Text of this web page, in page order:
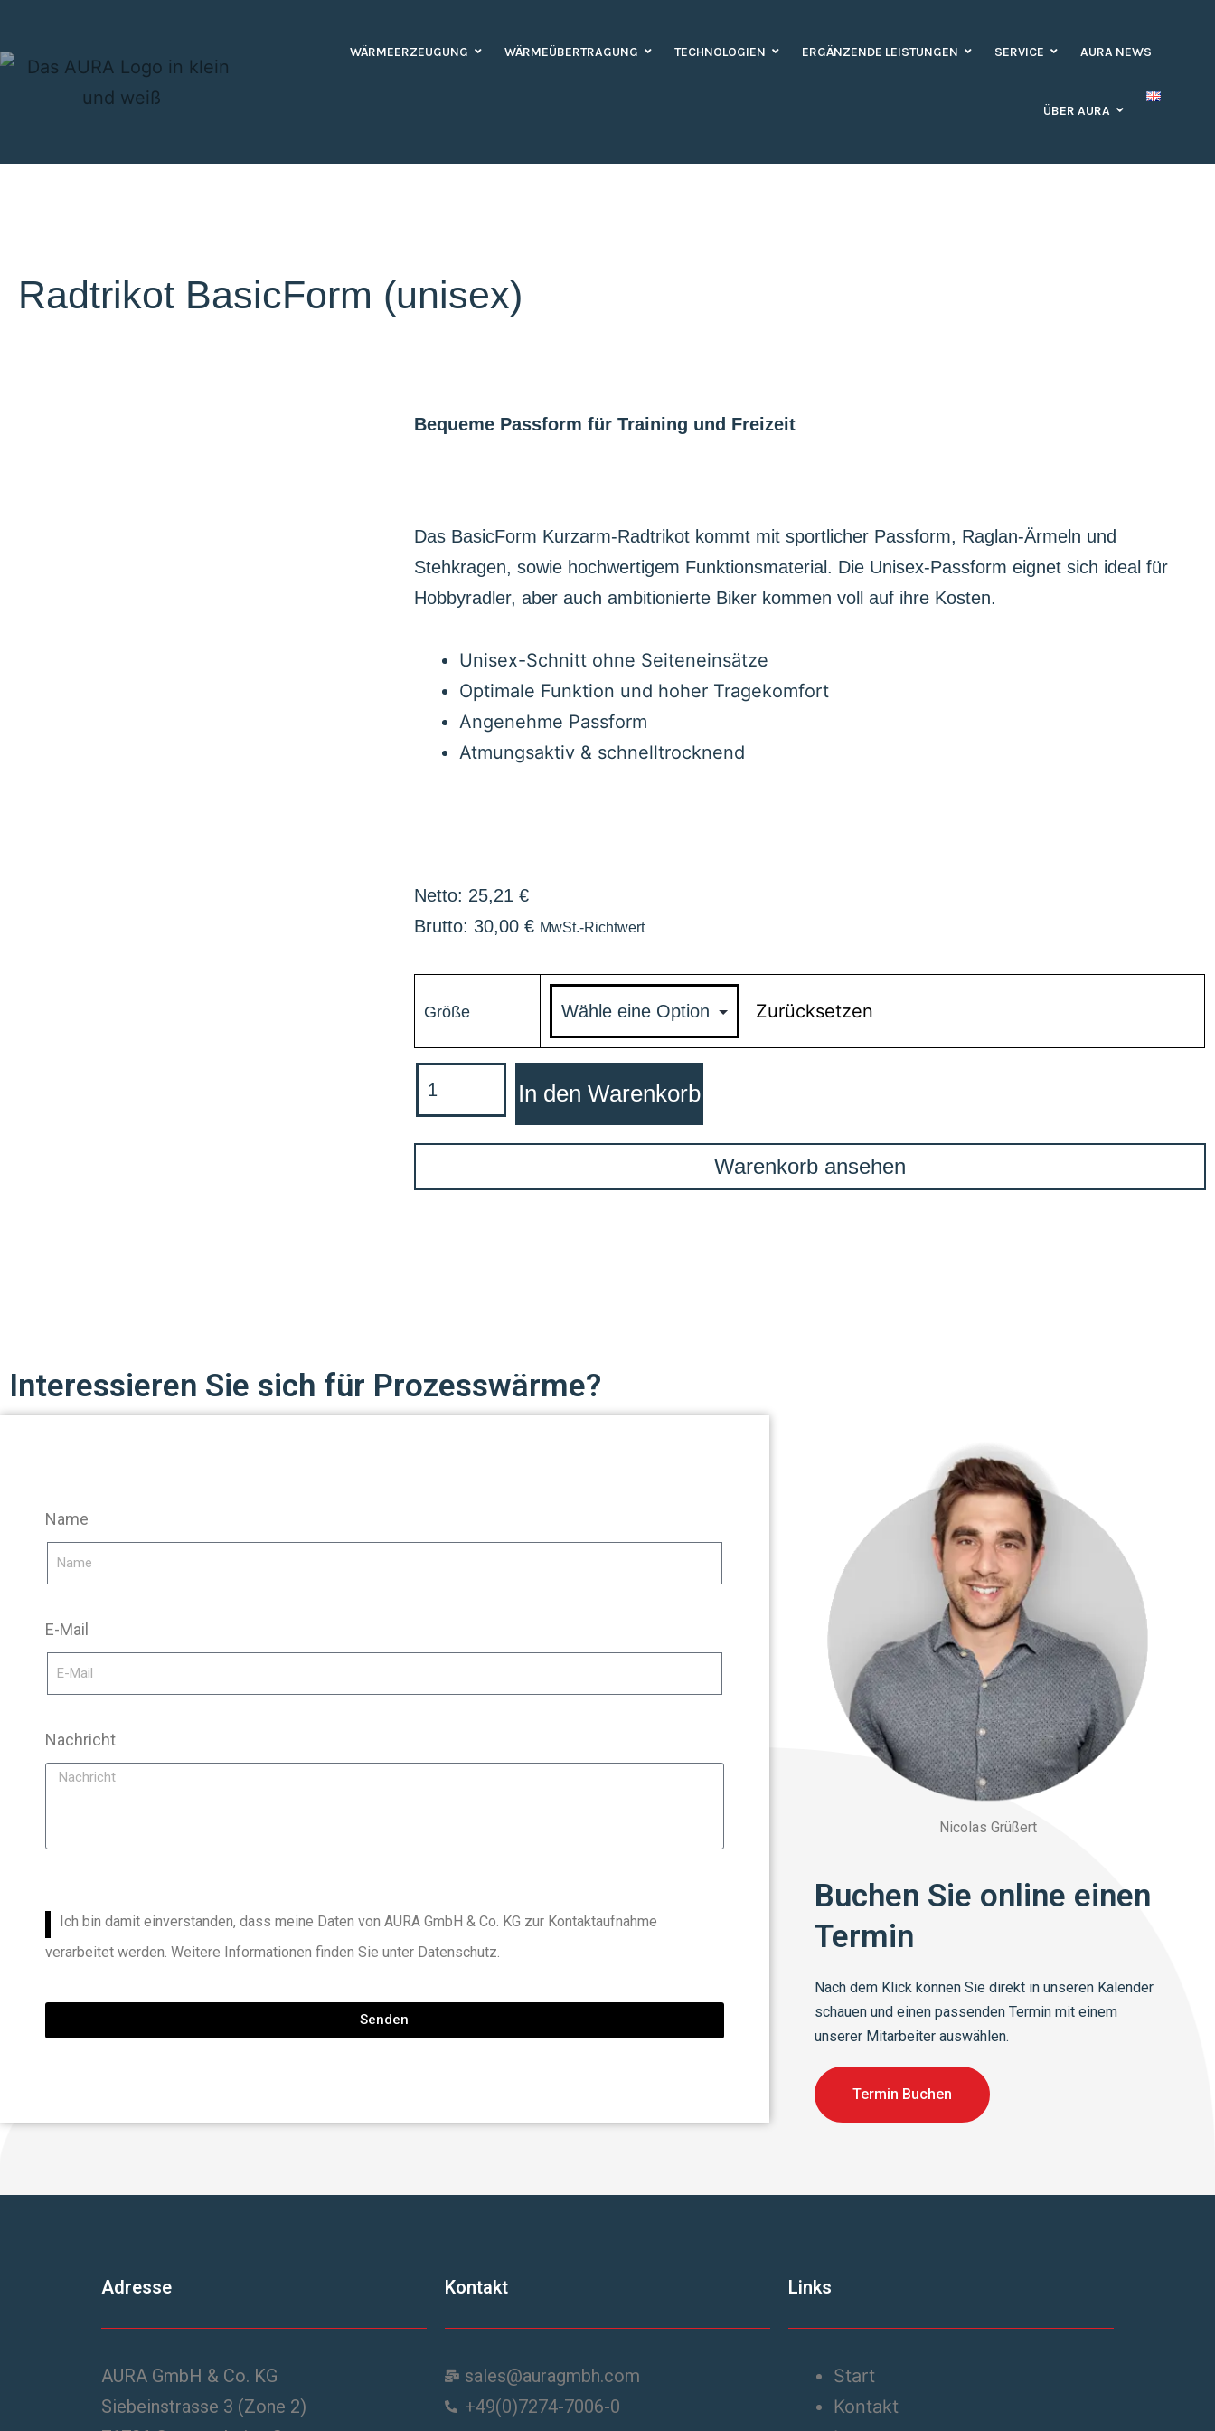
WÄRMEERZEUGUNG WÄRMEÜBERTRAGUNG TECHNOLOGIEN ERGÄNZENDE LEISTUNGEN SERVICE AURA NEWS
ÜBER AURA
Radtrikot BasicForm (unisex)
Bequeme Passform für Training und Freizeit
Das BasicForm Kurzarm-Radtrikot kommt mit sportlicher Passform, Raglan-Ärmeln und
Stehkragen, sowie hochwertigem Funktionsmaterial. Die Unisex-Passform eignet sich ideal für
Hobbyradler, aber auch ambitionierte Biker kommen voll auf ihre Kosten.
Unisex-Schnitt ohne Seiteneinsätze
Optimale Funktion und hoher Tragekomfort
Angenehme Passform
Atmungsaktiv & schnelltrocknend
Netto: 25,21 €
Brutto: 30,00 € MwSt.-Richtwert
Größe Zurücksetzen
In den Warenkorb
Warenkorb ansehen
Interessieren Sie sich für Prozesswärme?
Name
E-Mail
Nachricht
Ich bin damit einverstanden, dass meine Daten von AURA GmbH & Co. KG zur Kontaktaufnahme
verarbeitet werden. Weitere Informationen finden Sie unter Datenschutz.
Senden
Nicolas Grüßert
Buchen Sie online einen
Termin
Nach dem Klick können Sie direkt in unseren Kalender
schauen und einen passenden Termin mit einem
unserer Mitarbeiter auswählen.
Termin Buchen
Adresse
AURA GmbH & Co. KG
Siebeinstrasse 3 (Zone 2)
Kontakt
sales@auragmbh.com
+49(0)7274-7006-0
Links
Start
Kontakt